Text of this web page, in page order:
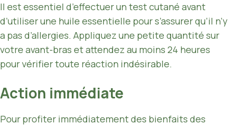
Il est essentiel d’effectuer un test cutané avant
d’utiliser une huile essentielle pour s’assurer qu’il n’y
a pas d’allergies. Appliquez une petite quantité sur
votre avant-bras et attendez au moins 24 heures
pour vérifier toute réaction indésirable.
Action immédiate
Pour profiter immédiatement des bienfaits des